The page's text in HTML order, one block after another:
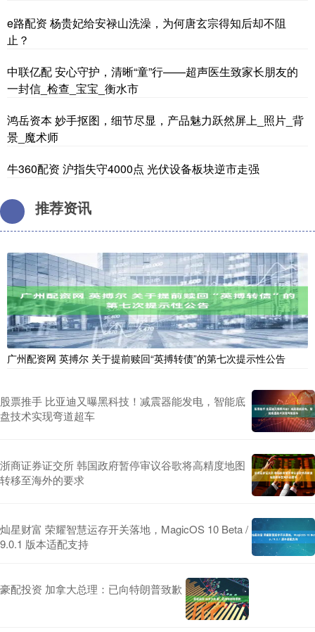
e路配资 杨贵妃给安禄山洗澡，为何唐玄宗得知后却不阻
止？
中联亿配 安心守护，清晰“童”行——超声医生致家长朋友的
一封信_检查_宝宝_衡水市
鸿岳资本 妙手抠图，细节尽显，产品魅力跃然屏上_照片_背
景_魔术师
牛360配资 沪指失守4000点 光伏设备板块逆市走强
推荐资讯
广州配资网 英搏尔 关于提前赎回“英搏转债”的第七次提示性公告
股票推手 比亚迪又曝黑科技！减震器能发电，智能底
盘技术实现弯道超车
浙商证券证交所 韩国政府暂停审议谷歌将高精度地图
转移至海外的要求
灿星财富 荣耀智慧运存开关落地，MagicOS 10 Beta /
9.0.1 版本适配支持
豪配投资 加拿大总理：已向特朗普致歉